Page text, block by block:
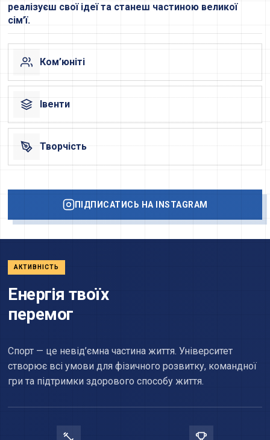
реалізуєш свої ідеї та станеш частиною великої
сім’ї.
Ком’юніті
Івенти
Творчість
ПІДПИСАТИСЬ НА INSTAGRAM
АКТИВНІСТЬ
Енергія твоїх
перемог
Спорт — це невід’ємна частина життя. Університет
створює всі умови для фізичного розвитку, командної
гри та підтримки здорового способу життя.